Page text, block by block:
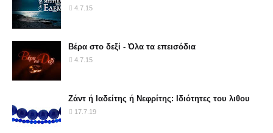
4.7.15
Βέρα στο δεξί - Όλα τα επεισόδια
4.7.15
Ζάντ ή Ιαδείτης ή Νεφρίτης: Ιδιότητες του λιθου
17.7.19